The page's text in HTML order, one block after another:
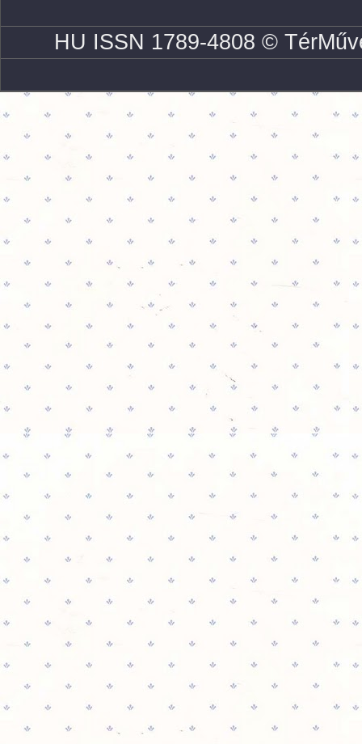
HU ISSN 1789-4808 ©